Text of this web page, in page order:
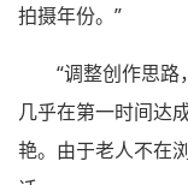
拍摄年份。”
“调整创作思路
几乎在第一时间达
艳。由于老人不在